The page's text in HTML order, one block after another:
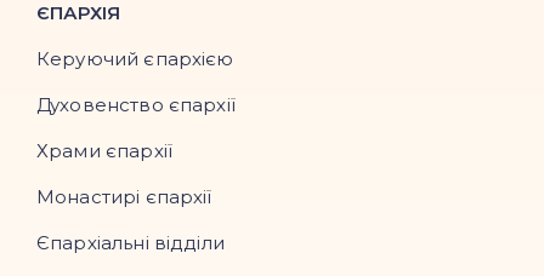
ЄПАРХІЯ
Керуючий єпархією
Духовенство єпархії
Храми єпархії
Монастирі єпархії
Єпархіальні відділи